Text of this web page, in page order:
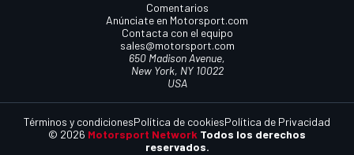
Comentarios
Anúnciate en Motorsport.com
Contacta con el equipo
sales@motorsport.com
650 Madison Avenue,
New York, NY 10022
USA
© 2026 Motorsport Network Todos los derechos
reservados.
Términos y condicionesPolítica de cookiesPolítica de Privacidad